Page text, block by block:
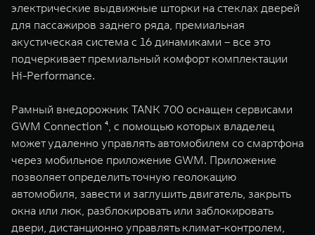
электрические выдвижные шторки на стеклах дверей
для пассажиров заднего ряда, премиальная
акустическая система с 16 динамиками – все это
подчеркивает премиальный комфорт комплектации
Hi-Performance.
Рамный внедорожник TANK 700 оснащен сервисами
GWM Connection ⁴, с помощью которых владелец
может удаленно управлять автомобилем со смартфона
через мобильное приложение GWM. Приложение
позволяет определить точную геолокацию
автомобиля, завести и заглушить двигатель, закрыть
окна или люк, разблокировать или заблокировать
двери, дистанционно управлять климат-контролем,